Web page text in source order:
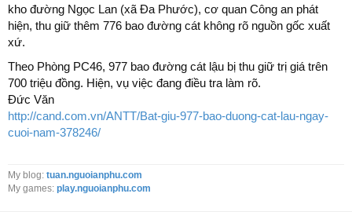
kho đường Ngọc Lan (xã Đa Phước), cơ quan Công an phát
hiện, thu giữ thêm 776 bao đường cát không rõ nguồn gốc xuất
xứ.
Theo Phòng PC46, 977 bao đường cát lậu bị thu giữ trị giá trên
700 triệu đồng. Hiện, vụ việc đang điều tra làm rõ.
Đức Văn
http://cand.com.vn/ANTT/Bat-giu-977-bao-duong-cat-lau-ngay-
cuoi-nam-378246/
My blog: tuan.nguoianphu.com
My games: play.nguoianphu.com